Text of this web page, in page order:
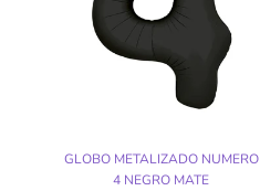
GLOBO METALIZADO NUMERO
4 NEGRO MATE